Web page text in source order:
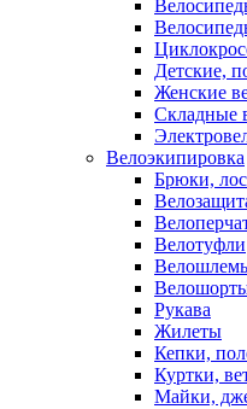
Детские,
Женские
Складные
Велоэкипировка
Брюки,
Велотуфли
Рукава
Жилеты
Кепки,
Куртки,
Майки,